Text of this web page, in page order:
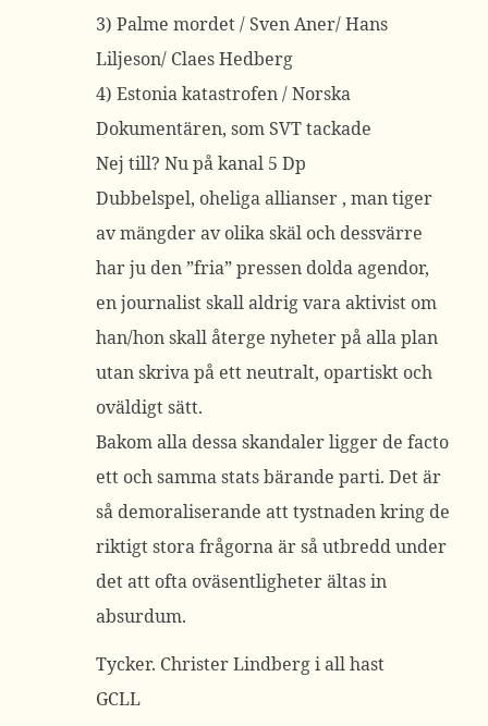
3) Palme mordet / Sven Aner/ Hans
Liljeson/ Claes Hedberg
4) Estonia katastrofen / Norska
Dokumentären, som SVT tackade
Nej till? Nu på kanal 5 Dp
Dubbelspel, oheliga allianser , man tiger
av mängder av olika skäl och dessvärre
har ju den ”fria” pressen dolda agendor,
en journalist skall aldrig vara aktivist om
han/hon skall återge nyheter på alla plan
utan skriva på ett neutralt, opartiskt och
oväldigt sätt.
Bakom alla dessa skandaler ligger de facto
ett och samma stats bärande parti. Det är
så demoraliserande att tystnaden kring de
riktigt stora frågorna är så utbredd under
det att ofta oväsentligheter ältas in
absurdum.
Tycker. Christer Lindberg i all hast
GCLL